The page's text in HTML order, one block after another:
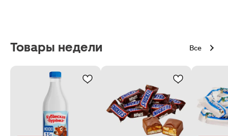
Товары недели Все